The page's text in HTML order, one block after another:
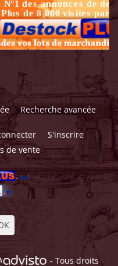
Recherche avancée
S'inscrire
de vente
- Tous droits